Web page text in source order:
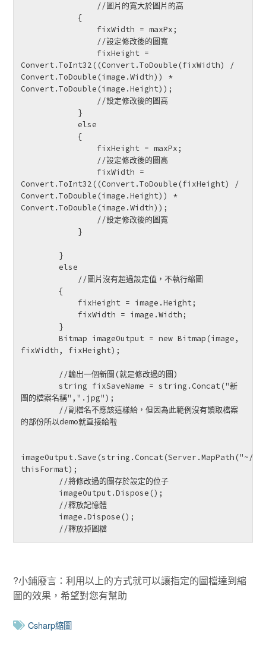
//圖片的寬大於圖片的高
{
fixWidth = maxPx;
//設定修改後的圖寬
fixHeight =
Convert.ToInt32((Convert.ToDouble(fixWidth) /
Convert.ToDouble(image.Width)) *
Convert.ToDouble(image.Height));
//設定修改後的圖高
}
else
{
fixHeight = maxPx;
//設定修改後的圖高
fixWidth =
Convert.ToInt32((Convert.ToDouble(fixHeight) /
Convert.ToDouble(image.Height)) *
Convert.ToDouble(image.Width));
//設定修改後的圖寬
}
}
else
//圖片沒有超過設定值，不執行縮圖
{
fixHeight = image.Height;
fixWidth = image.Width;
}
Bitmap imageOutput = new Bitmap(image,
fixWidth, fixHeight);
//輸出一個新圖(就是修改過的圖)
string fixSaveName = string.Concat("新
圖的檔案名稱",".jpg");
//副檔名不應該這樣給，但因為此範例沒有讀取檔案
的部份所以demo就直接給啦
imageOutput.Save(string.Concat(Server.MapPath("~/
thisFormat);
//將修改過的圖存於設定的位子
imageOutput.Dispose();
//釋放記憶體
image.Dispose();
//釋放掉圖檔
?小鋪廢言：利用以上的方式就可以讓指定的圖檔達到縮
圖的效果，希望對您有幫助
Csharp縮圖